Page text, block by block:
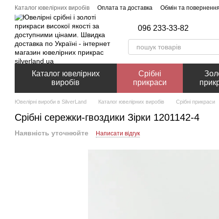
Перейти до основного контенту
Каталог ювелірних виробів Оплата та доставка Обмін та
096 233-33-82
Каталог ювелірних
виробів
Срібні
прикраси
Ювелірні вироби в SilverLand Каталог ювелірних виробів Срібні прикраси
Срібні сережки-гвоздики Зірки 1201142-4
Наявність уточнюйте Написати відгук